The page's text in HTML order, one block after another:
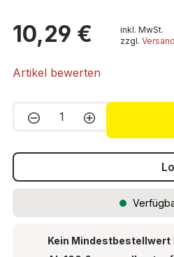
10,29 €
inkl. MwSt.
zzgl.
Artikel bewerten
Produkt Anzahl:
Kein Mindestbestellwert